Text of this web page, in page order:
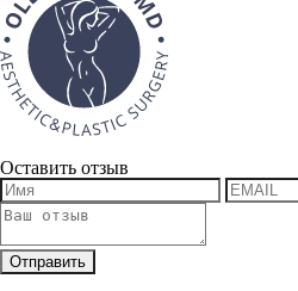
Оставить отзыв